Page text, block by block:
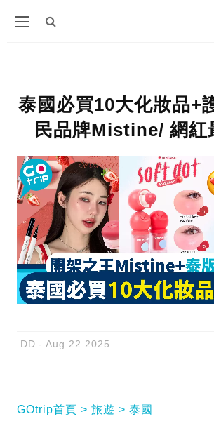
泰國必買10大化妝品+
民品牌Mistine/ 網紅
DD Aug 22 2025
GOtrip首頁 旅遊 泰國